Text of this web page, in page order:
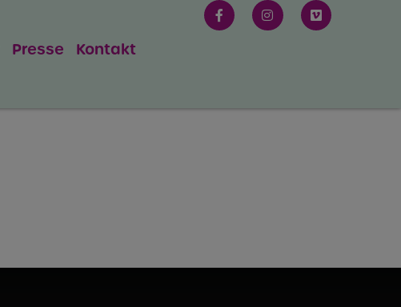
Presse Kontakt